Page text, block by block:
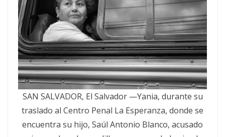
SAN SALVADOR, El Salvador —Yania, durante su
traslado al Centro Penal La Esperanza, donde se
encuentra su hijo, Saúl Antonio Blanco, acusado